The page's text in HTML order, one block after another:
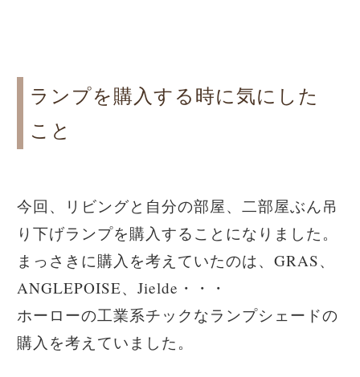
ランプを購入する時に気にした
こと
今回、リビングと自分の部屋、二部屋ぶん吊
り下げランプを購入することになりました。
まっさきに購入を考えていたのは、GRAS、
ANGLEPOISE、Jielde・・・
ホーローの工業系チックなランプシェードの
購入を考えていました。